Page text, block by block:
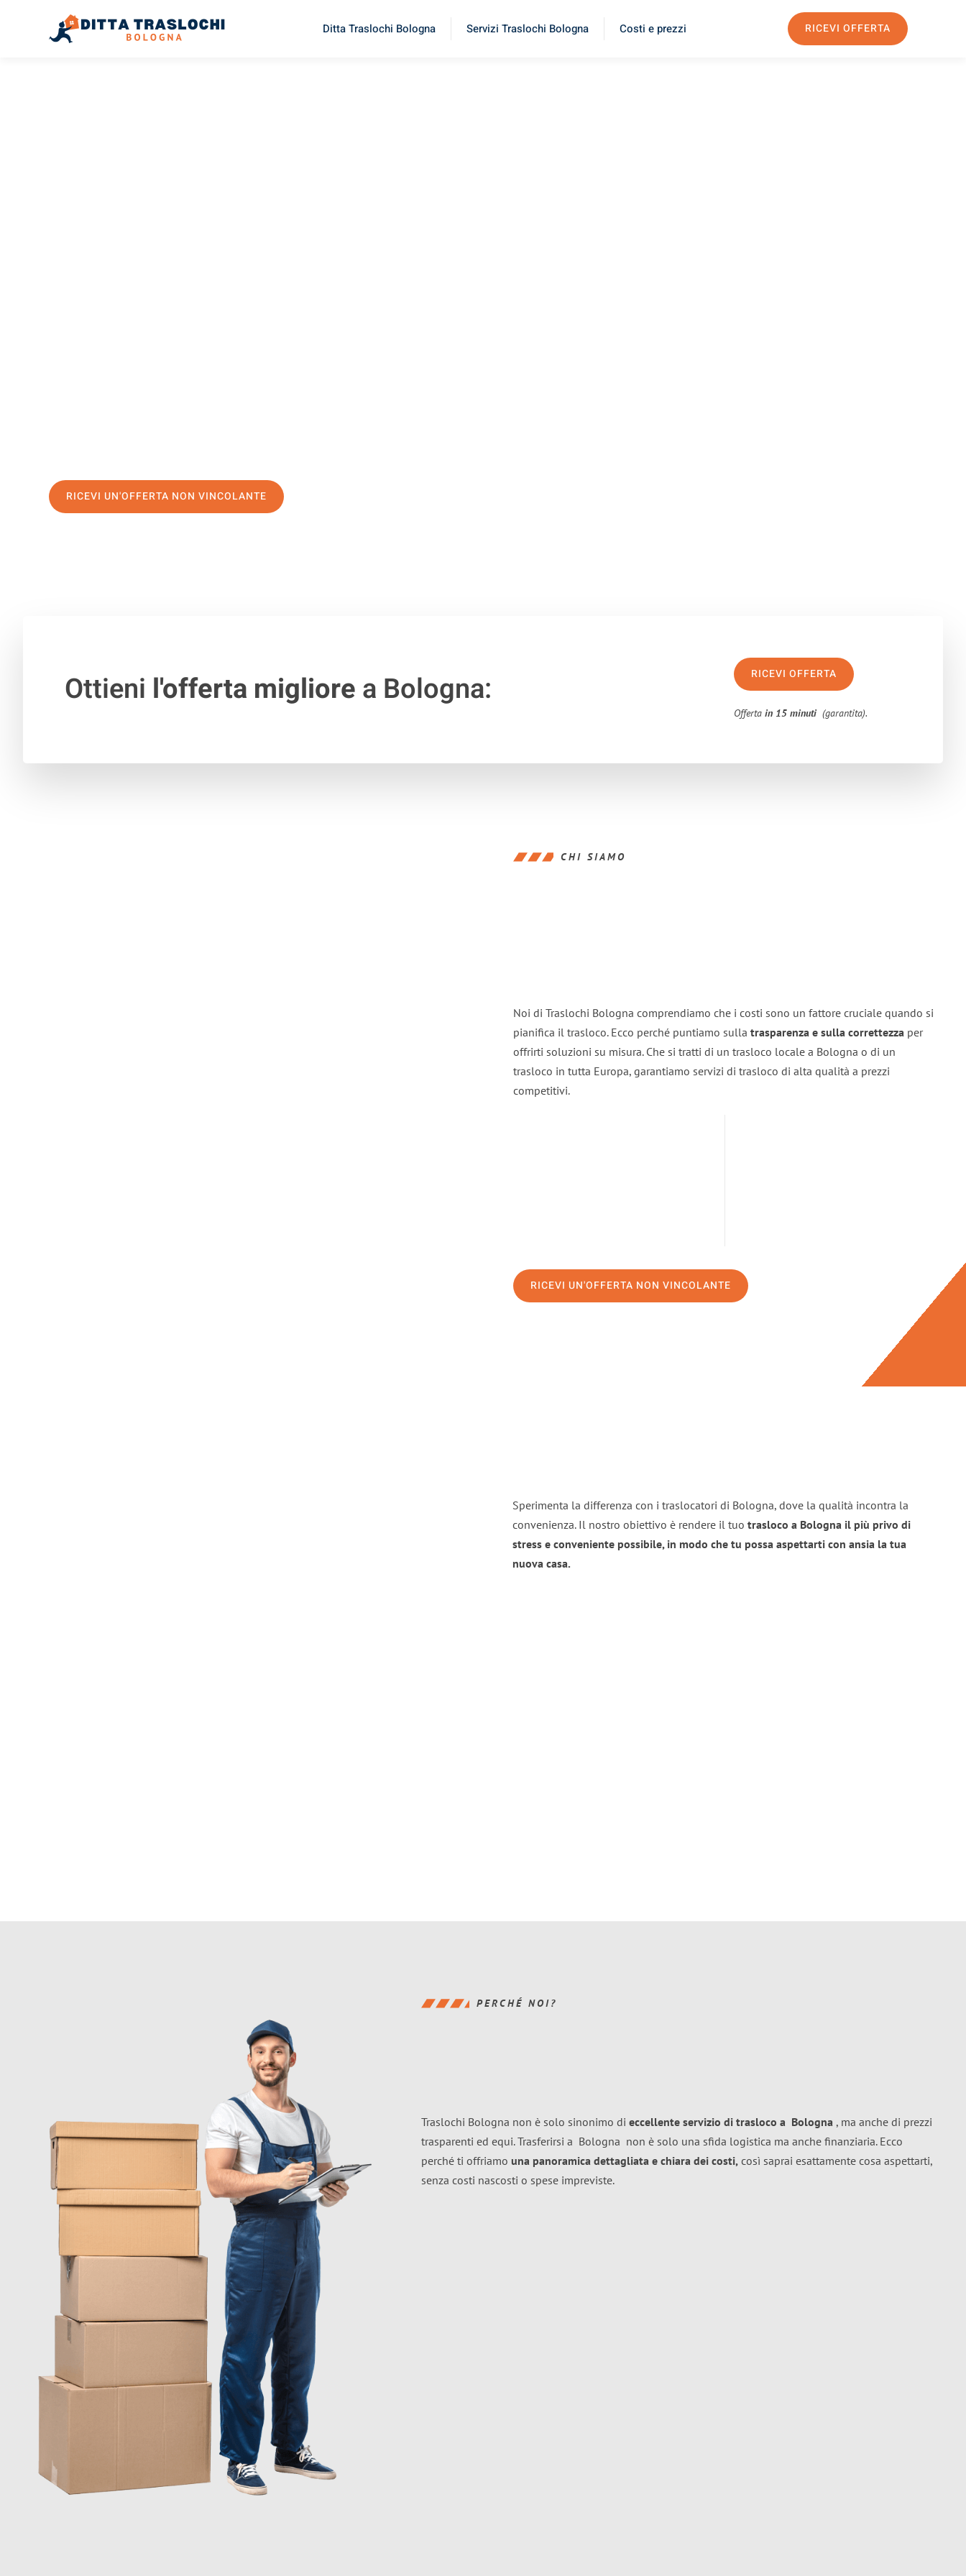
Ditta Traslochi Bologna Servizi Traslochi Bologna Costi e prezzi RICEVI OFFERTA
RICEVI UN'OFFERTA NON VINCOLANTE
Ottieni l'offerta migliorea Bologna: RICEVI OFFERTA
Offertain 15 minuti (garantita).
CHI SIAMO
Noi di Traslochi Bologna comprendiamo che i costi sono un fattore cruciale quando si
pianifica il trasloco. Ecco perché puntiamo sulla trasparenza e sulla correttezza per
offrirti soluzioni su misura. Che si tratti di un trasloco locale a Bologna o di un
trasloco in tutta Europa, garantiamo servizi di trasloco di alta qualità a prezzi
competitivi.
RICEVI UN'OFFERTA NON VINCOLANTE
Sperimenta la differenza con i traslocatori di Bologna, dove la qualità incontra la
convenienza. Il nostro obiettivo è rendere il tuo trasloco a Bologna il più privo di
stress e conveniente possibile, in modo che tu possa aspettarti con ansia la tua
nuova casa.
PERCHÉ NOI?
Traslochi Bologna non è solo sinonimo di eccellente servizio di trasloco a Bologna , ma anche di prezzi
trasparenti ed equi. Trasferirsi a Bologna non è solo una sfida logistica ma anche finanziaria. Ecco
perché ti offriamo una panoramica dettagliata e chiara dei costi, così saprai esattamente cosa aspettarti,
senza costi nascosti o spese impreviste.